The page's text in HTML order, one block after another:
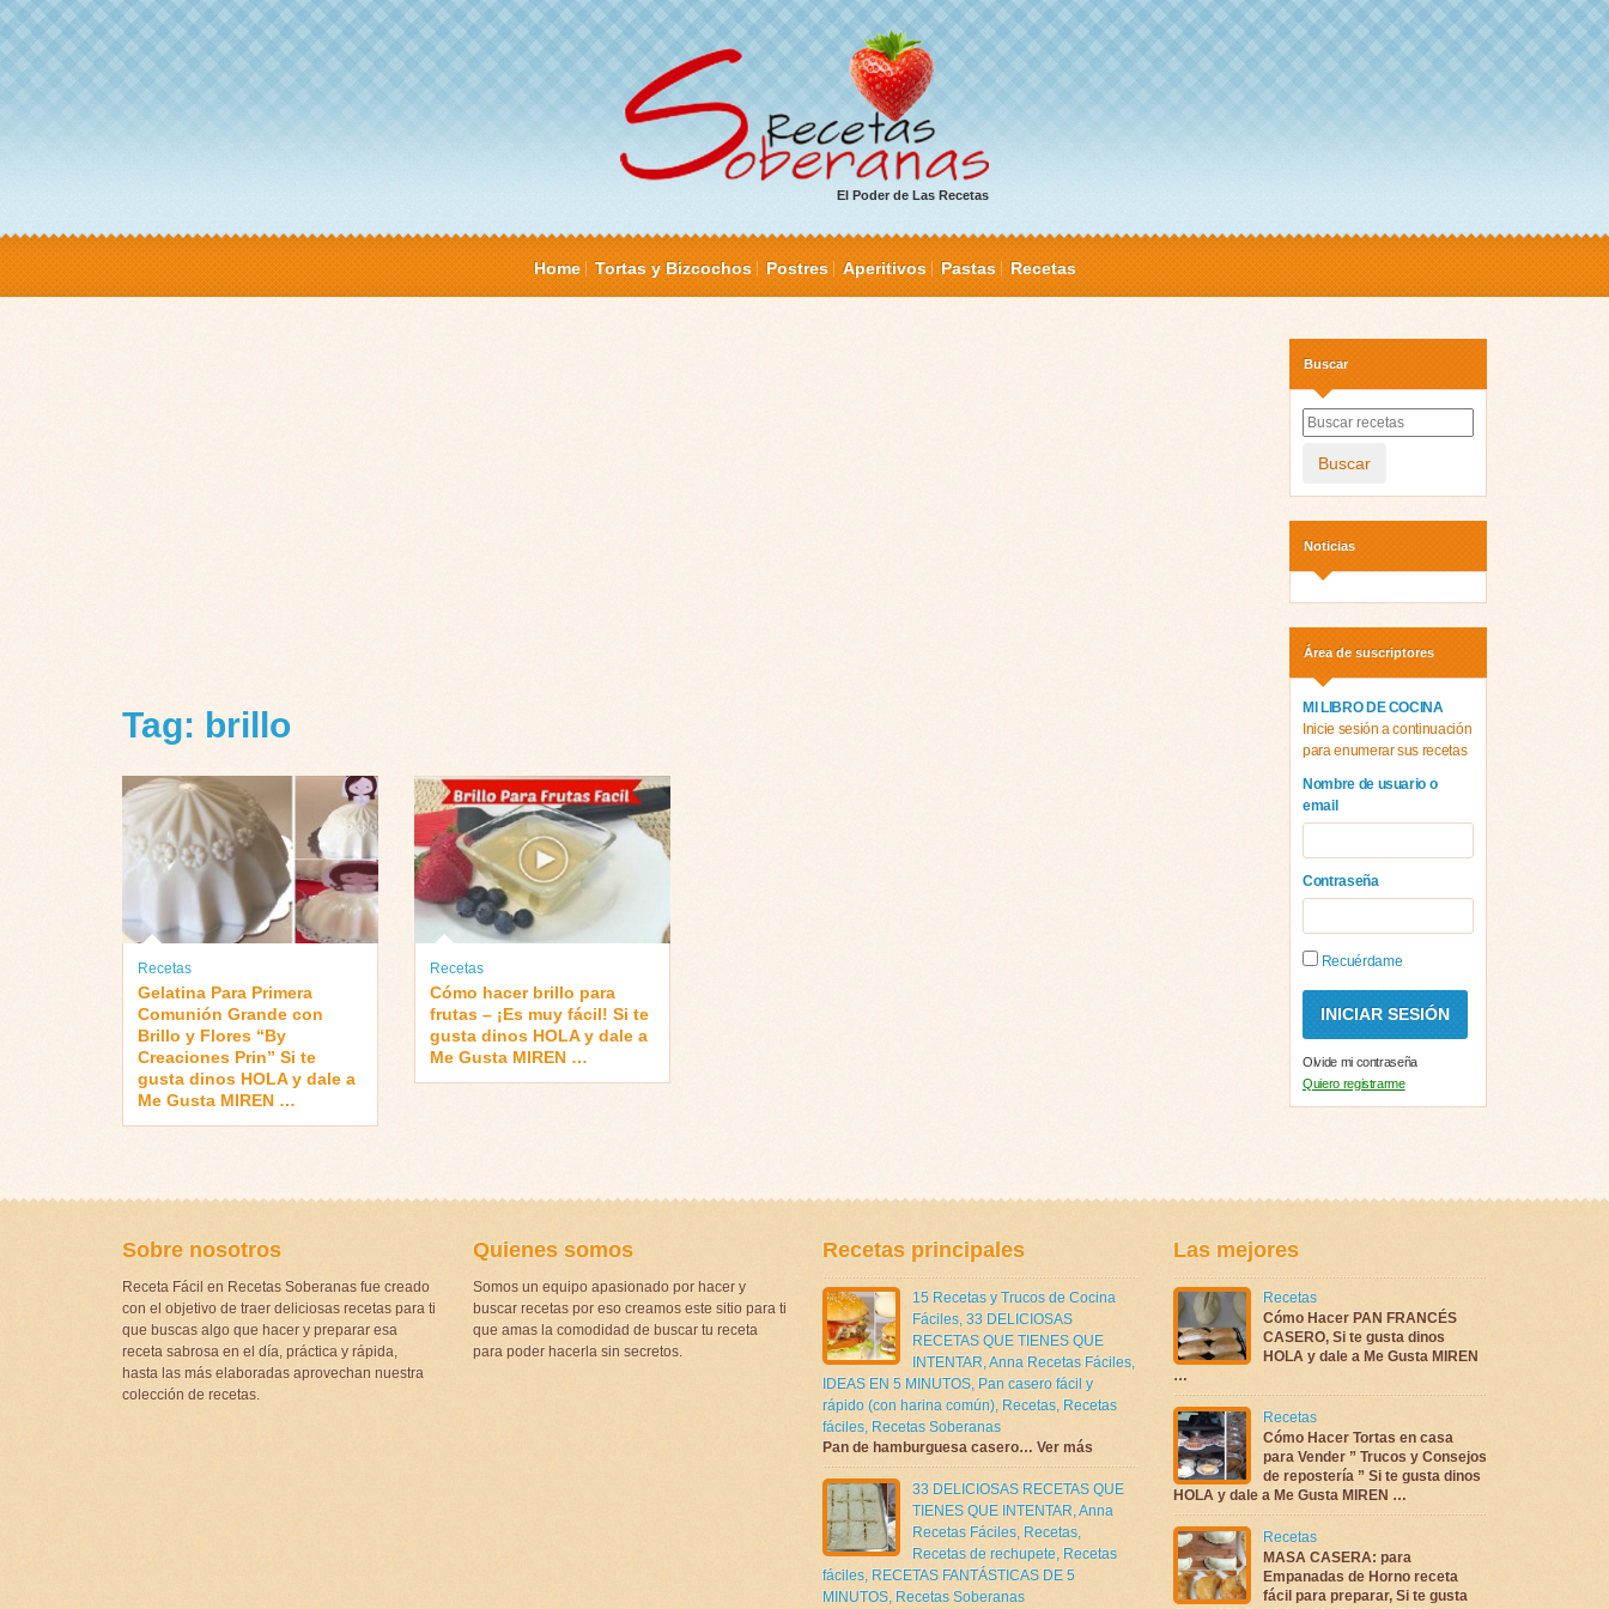
El Poder de Las Recetas
Home Tortas y Bizcochos Postres Aperitivos Pastas Recetas
Tag: brillo
Recetas
Gelatina Para Primera
Comunión Grande con
Brillo y Flores “By
Creaciones Prin” Si te
gusta dinos HOLA y dale a
Me Gusta MIREN …
Recetas
Cómo hacer brillo para
frutas – ¡Es muy fácil! Si te
gusta dinos HOLA y dale a
Me Gusta MIREN …
Buscar
Buscar
Noticias
Área de suscriptores
MI LIBRO DE COCINA
Inicie sesión a continuación
para enumerar sus recetas
Nombre de usuario o
email
Contraseña
Recuérdame
Olvide mi contraseña
Quiero registrarme
Sobre nosotros
Receta Fácil en Recetas Soberanas fue creado
con el objetivo de traer deliciosas recetas para ti
que buscas algo que hacer y preparar esa
receta sabrosa en el día, práctica y rápida,
hasta las más elaboradas aprovechan nuestra
colección de recetas.
Quienes somos
Somos un equipo apasionado por hacer y
buscar recetas por eso creamos este sitio para ti
que amas la comodidad de buscar tu receta
para poder hacerla sin secretos.
Recetas principales
15 Recetas y Trucos de Cocina
Fáciles, 33 DELICIOSAS
RECETAS QUE TIENES QUE
INTENTAR,Anna Recetas Fáciles,
IDEAS EN 5 MINUTOS, Pan casero fácil y
rápido (con harina común), Recetas, Recetas
fáciles, Recetas Soberanas
Pan de hamburguesa casero… Ver más
33 DELICIOSAS RECETAS QUE
TIENES QUE INTENTAR,Anna
Recetas Fáciles, Recetas,
Recetas de rechupete, Recetas
fáciles, RECETAS FANTÁSTICAS DE 5
MINUTOS, Recetas Soberanas
Las mejores
Recetas
Cómo Hacer PAN FRANCÉS
CASERO, Si te gusta dinos
HOLA y dale a Me Gusta MIREN
…
Recetas
Cómo Hacer Tortas en casa
para Vender ” Trucos y Consejos
de repostería ” Si te gusta dinos
HOLA y dale a Me Gusta MIREN …
Recetas
MASA CASERA: para
Empanadas de Horno receta
fácil para preparar, Si te gusta